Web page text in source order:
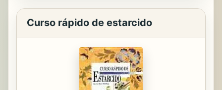
Curso rápido de estarcido